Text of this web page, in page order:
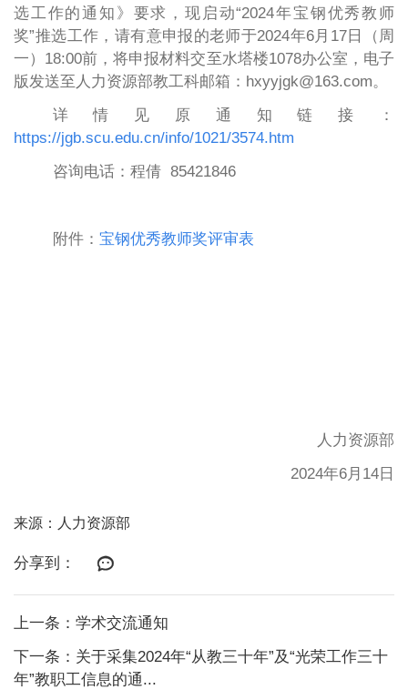
选工作的通知》要求，现启动“2024年宝钢优秀教师
奖”推选工作，请有意申报的老师于2024年6月17日（周
一）18:00前，将申报材料交至水塔楼1078办公室，电子
版发送至人力资源部教工科邮箱：hxyyjgk@163.com。
详情见原通知链接：
https://jgb.scu.edu.cn/info/1021/3574.htm
咨询电话：程倩85421846
附件： 宝钢优秀教师奖评审表
人力资源部
2024年6月14日
来源：人力资源部
分享到：
上一条：学术交流通知
下一条：关于采集2024年“从教三十年”及“光荣工作三十
年”教职工信息的通...